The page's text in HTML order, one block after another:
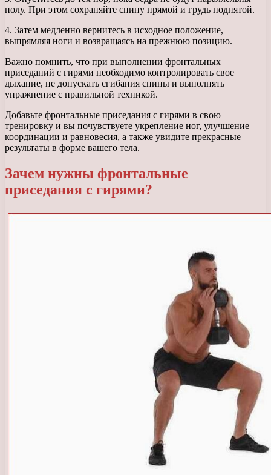
полу. При этом сохраняйте спину прямой и грудь поднятой.
4. Затем медленно вернитесь в исходное положение,
выпрямляя ноги и возвращаясь на прежнюю позицию.
Важно помнить, что при выполнении фронтальных
приседаний с гирями необходимо контролировать свое
дыхание, не допускать сгибания спины и выполнять
упражнение с правильной техникой.
Добавьте фронтальные приседания с гирями в свою
тренировку и вы почувствуете укрепление ног, улучшение
координации и равновесия, а также увидите прекрасные
результаты в форме вашего тела.
Зачем нужны фронтальные
приседания с гирями?